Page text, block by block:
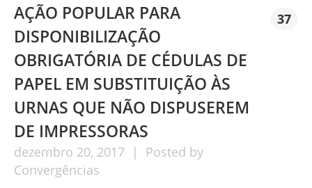
AÇÃO POPULAR PARA
DISPONIBILIZAÇÃO
OBRIGATÓRIA DE CÉDULAS DE
PAPEL EM SUBSTITUIÇÃO ÀS
URNAS QUE NÃO DISPUSEREM
DE IMPRESSORAS
dezembro 20, 2017
Posted by
Convergências
37